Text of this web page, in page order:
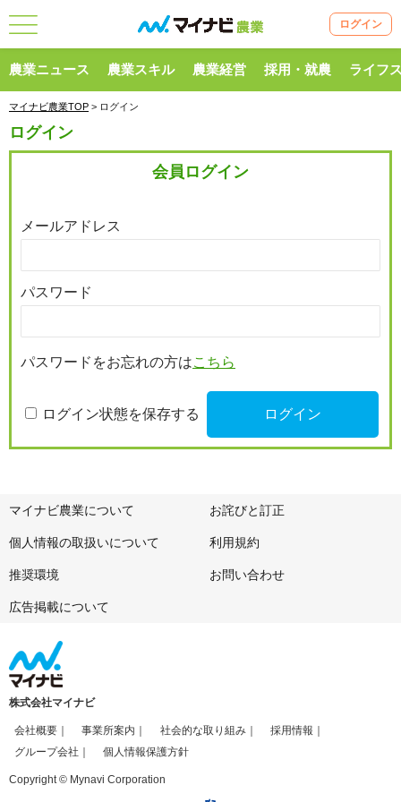
ログイン
農業ニュース 農業スキル 農業経営 採用・就農 ライフ
マイナビ農業TOP > ログイン
ログイン
会員ログイン
メールアドレス
パスワード
パスワードをお忘れの方はこちら
ログイン状態を保存する
マイナビ農業について お詫びと訂正
個人情報の取扱いについて 利用規約
推奨環境 お問い合わせ
広告掲載について
株式会社マイナビ
会社概要 事業所案内 社会的な取り組み
採用情報
グループ会社
個人情報保護方針
Copyright © Mynavi Corporation